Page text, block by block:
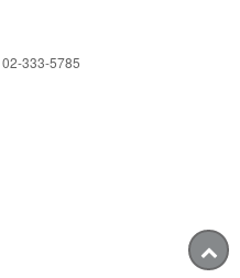
02-333-5785